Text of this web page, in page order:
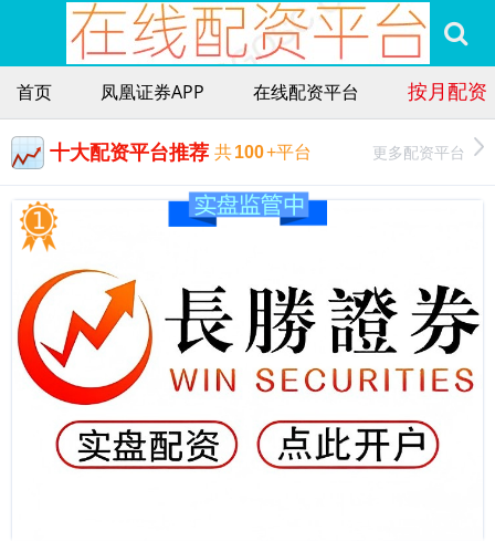
首页 凤凰证券APP 在线配资平台 按月配资
十大配资平台推荐 共100+平台 更多配资平台